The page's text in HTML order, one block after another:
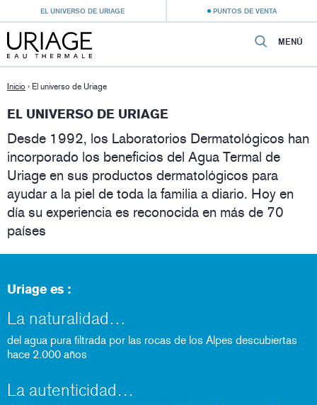
EL UNIVERSO DE URIAGE PUNTOS DE VENTA
MENÚ
Inicio › El universo de Uriage
EL UNIVERSO DE URIAGE
Desde 1992, los Laboratorios Dermatológicos han
incorporado los beneficios del Agua Termal de
Uriage en sus productos dermatológicos para
ayudar a la piel de toda la familia a diario. Hoy en
día su experiencia es reconocida en más de 70
países
Uriage es :
La naturalidad
del agua pura filtrada por las rocas de los Alpes descubiertas
hace 2.000 años
La autenticidad